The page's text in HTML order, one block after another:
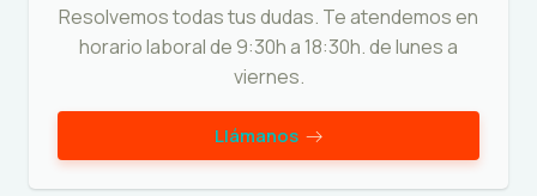
Resolvemos todas tus dudas. Te atendemos en
horario laboral de 9:30h a 18:30h. de lunes a
viernes.
Llámanos